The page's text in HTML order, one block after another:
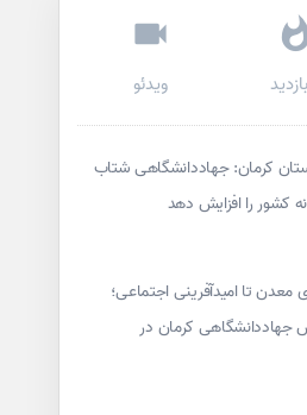
ویدئو
کرمان: جهاددانشگاهی شتاب
کشور را افزایش دهد
معدن تا امیدآفرینی اجتماعی؛
کرمان در